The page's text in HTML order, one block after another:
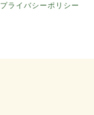
プライバシーポリシー